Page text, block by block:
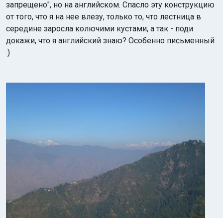
запрещено", но на английском. Спасло эту конструкцию
от того, что я на нее влезу, только то, что лестница в
середине заросла колючими кустами, а так - поди
докажи, что я английский знаю? Особенно письменный
:)